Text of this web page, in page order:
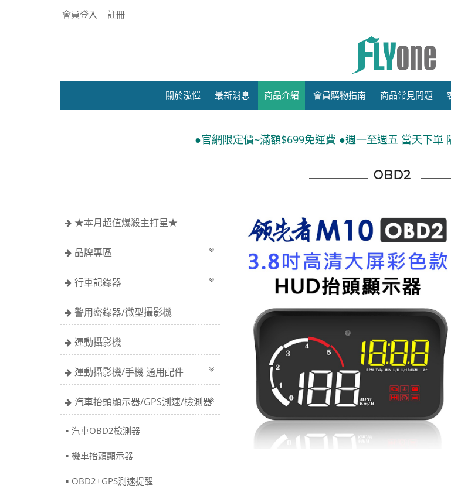
會員登入 註冊
關於泓愷 最新消息 商品介紹 會員購物指南 商品常見問題
●官網限定價~滿額$699免運費 ●週一至週五 當天下單 隔日出貨●運送方
OBD2
★本月超值爆殺主打星★
品牌專區
行車記錄器
警用密錄器/微型攝影機
運動攝影機
運動攝影機/手機 通用配件
汽車抬頭顯示器/GPS測速/檢測器
汽車OBD2檢測器
機車抬頭顯示器
OBD2+GPS測速提醒